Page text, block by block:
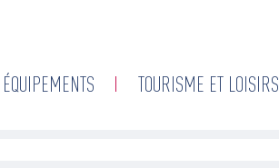
ÉQUIPEMENTS TOURISME ET LOISIRS